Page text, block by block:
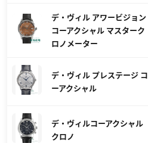
デ・ヴィル アワービジョン
コーアクシャル マスターク
ロノメーター
デ・ヴィル プレステージ コ
ーアクシャル
デ・ヴィルコーアクシャル
クロノ